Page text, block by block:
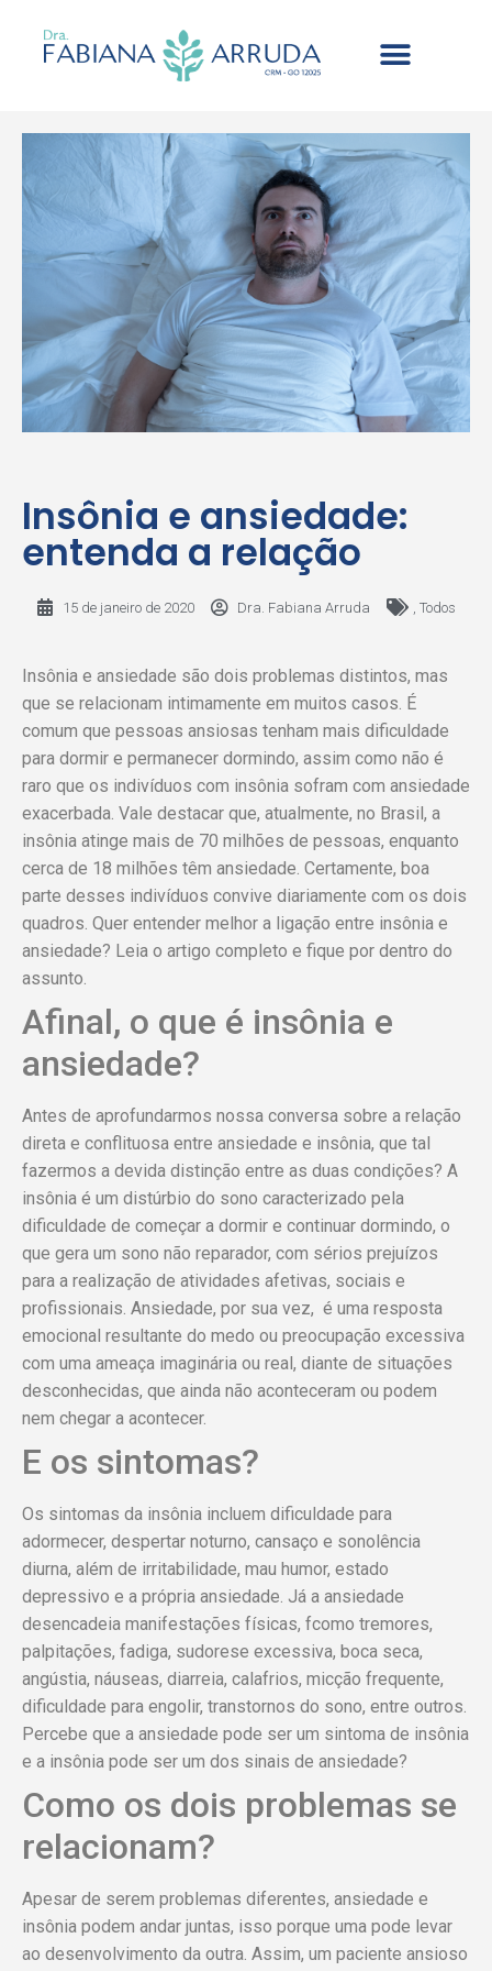
Insônia e ansiedade:
entenda a relação
15 de janeiro de 2020 Dra. Fabiana Arruda Todos
Insônia e ansiedade são dois problemas distintos, mas
que se relacionam intimamente em muitos casos. É
comum que pessoas ansiosas tenham mais dificuldade
para dormir e permanecer dormindo, assim como não é
raro que os indivíduos com insônia sofram com ansiedade
exacerbada. Vale destacar que, atualmente, no Brasil, a
insônia atinge mais de 70 milhões de pessoas, enquanto
cerca de 18 milhões têm ansiedade. Certamente, boa
parte desses indivíduos convive diariamente com os dois
quadros. Quer entender melhor a ligação entre insônia e
ansiedade? Leia o artigo completo e fique por dentro do
assunto.
Afinal, o que é insônia e
ansiedade?
Antes de aprofundarmos nossa conversa sobre a relação
direta e conflituosa entre ansiedade e insônia, que tal
fazermos a devida distinção entre as duas condições? A
insônia é um distúrbio do sono caracterizado pela
dificuldade de começar a dormir e continuar dormindo, o
que gera um sono não reparador, com sérios prejuízos
para a realização de atividades afetivas, sociais e
profissionais. Ansiedade, por sua vez, é uma resposta
emocional resultante do medo ou preocupação excessiva
com uma ameaça imaginária ou real, diante de situações
desconhecidas, que ainda não aconteceram ou podem
nem chegar a acontecer.
E os sintomas?
Os sintomas da insônia incluem dificuldade para
adormecer, despertar noturno, cansaço e sonolência
diurna, além de irritabilidade, mau humor, estado
depressivo e a própria ansiedade. Já a ansiedade
desencadeia manifestações físicas, fcomo tremores,
palpitações, fadiga, sudorese excessiva, boca seca,
angústia, náuseas, diarreia, calafrios, micção frequente,
dificuldade para engolir, transtornos do sono, entre outros.
Percebe que a ansiedade pode ser um sintoma de insônia
e a insônia pode ser um dos sinais de ansiedade?
Como os dois problemas se
relacionam?
Apesar de serem problemas diferentes, ansiedade e
insônia podem andar juntas, isso porque uma pode levar
ao desenvolvimento da outra. Assim, um paciente ansioso